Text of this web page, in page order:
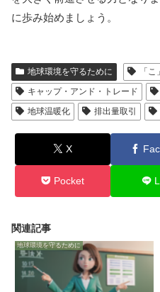
に歩み始めましょう。
地球環境を守るために 「こ」
キャップ・アンド・トレード
地球温暖化
排出量取引
X
Pocket
関連記事
地球環境を守るために